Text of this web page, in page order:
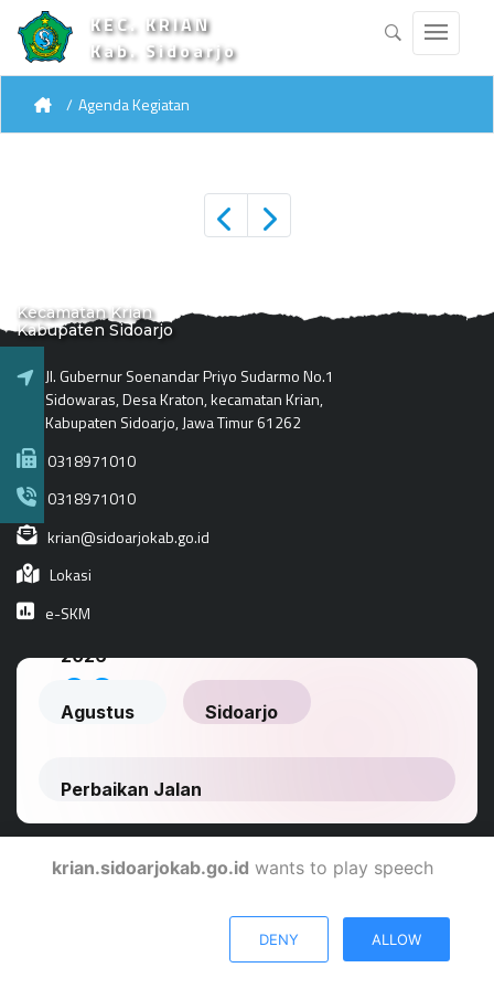
KEC. KRIAN
Kab. Sidoarjo
Agenda Kegiatan
Kecamatan Krian
Kabupaten Sidoarjo
Jl. Gubernur Soenandar Priyo Sudarmo No.1
Sidowaras, Desa Kraton, kecamatan Krian,
Kabupaten Sidoarjo, Jawa Timur 61262
0318971010
0318971010
krian@sidoarjokab.go.id
Lokasi
e-SKM
Dinas Komunikasi Dan Informatika Kabupaten Sidoarjo
© 2024
krian.sidoarjokab.go.id wants to play speech
DENY ALLOW